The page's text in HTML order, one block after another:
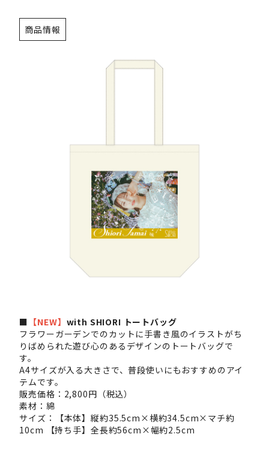
商品情報
■ 【NEW】 with SHIORI トートバッグ
フラワーガーデンでのカットに手書き風のイラストがち
りばめられた遊び心のあるデザインのトートバッグで
す。
A4サイズが入る大きさで、普段使いにもおすすめのアイ
テムです。
販売価格：2,800円（税込）
素材：綿
サイズ：【本体】縦約35.5cm×横約34.5cm×マチ約
10cm 【持ち手】全長約56cm×幅約2.5cm